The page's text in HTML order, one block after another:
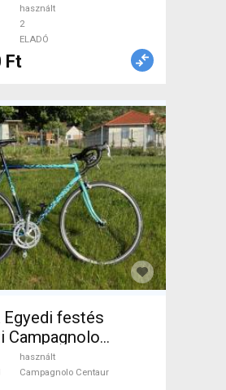
használt
2
ELADÓ
Ft
Egyedi festés
Campagnolo
használt
használt
Campagnolo Centaur